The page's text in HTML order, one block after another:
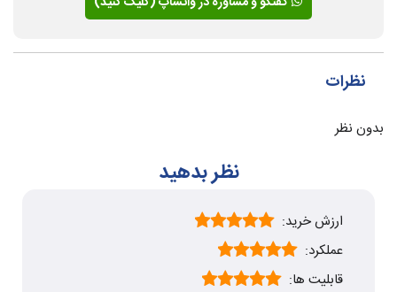
نظرات
بدون نظر
نظر بدهید
ارزش خرید:
عملکرد:
قابلیت ها: